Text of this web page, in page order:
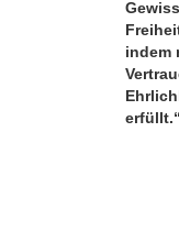
indem
erfüllt.“